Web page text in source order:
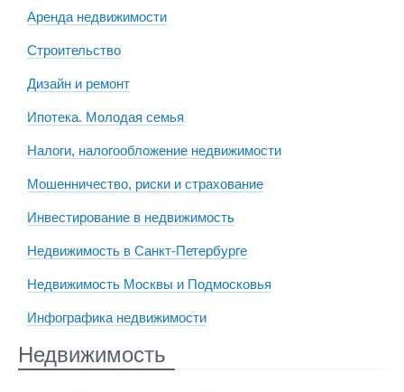
Аренда недвижимости
Строительство
Дизайн и ремонт
Ипотека. Молодая семья
Налоги, налогообложение недвижимости
Мошенничество, риски и страхование
Инвестирование в недвижимость
Недвижимость в Санкт-Петербурге
Недвижимость Москвы и Подмосковья
Инфографика недвижимости
Недвижимость